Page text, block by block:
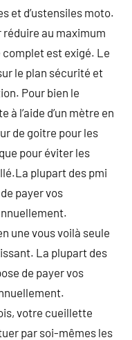
et d’ustensiles moto.
réduire au maximum
complet est exigé. Le
le plan sécurité et
Pour bien le
l’aide d’un mètre en
de goitre pour les
pour éviter les
plupart des pmi
payer vos
une vous voilà seule
La plupart des
de payer vos
votre cueillette
par soi-mêmes les